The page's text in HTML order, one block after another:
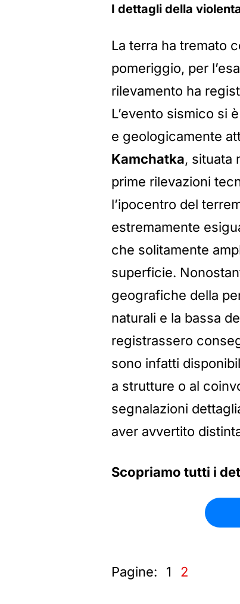
I dettagli della
La terra ha tremato
pomeriggio, per
rilevamento ha
L’evento sismico si
e geologicamente
Kamchatka, situata
prime rilevazioni
l’ipocentro del
estremamente
che solitamente
superficie.
geografiche della
naturali e la bassa
registrassero
sono infatti
a strutture o al
segnalazioni
aver avvertito
Scopriamo tutti i
Pagine: 1 2